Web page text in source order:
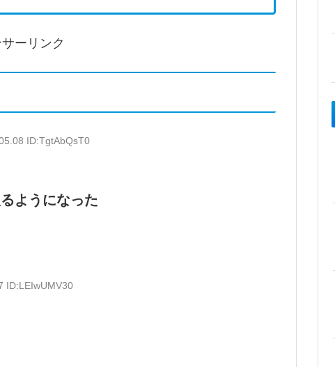
ーリンク
ID:TgtAbQsT0
ようになった
ID:LEIwUMV30